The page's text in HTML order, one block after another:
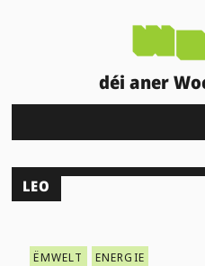
déi aner
LEO
ËMWELT ENERGIE